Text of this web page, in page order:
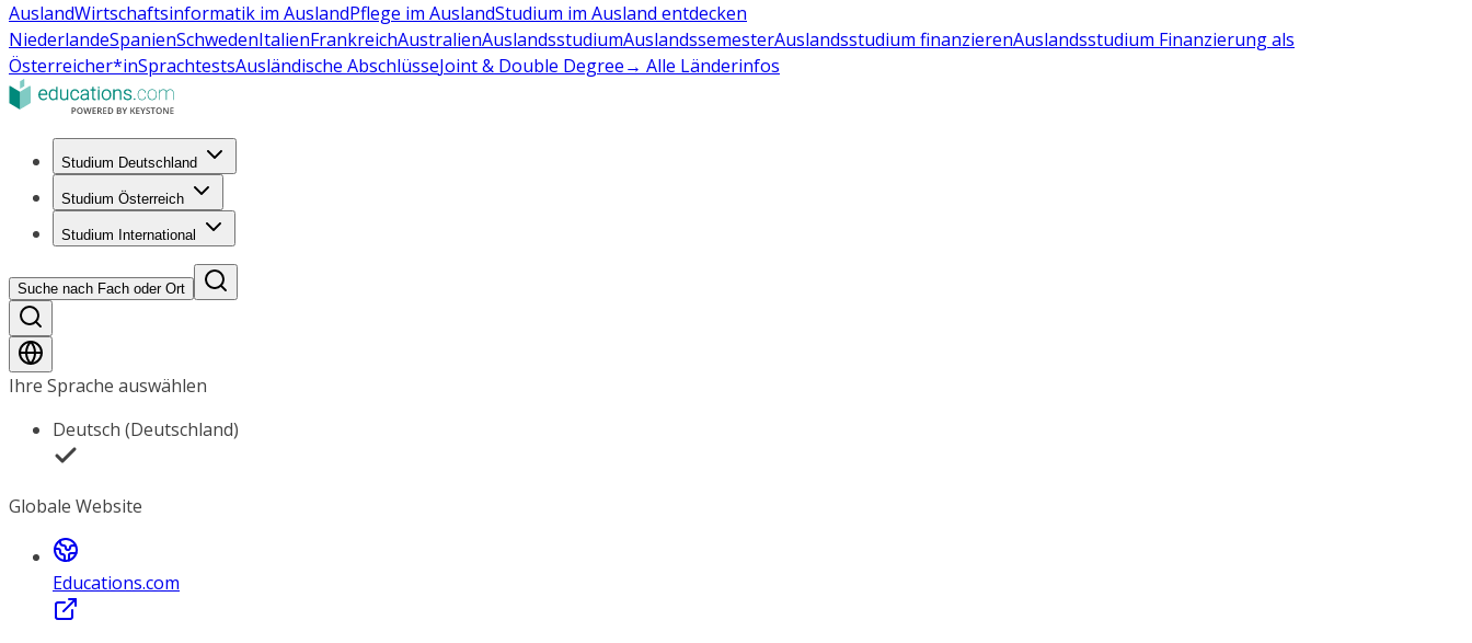
AuslandWirtschaftsinformatik im AuslandPflege im AuslandStudium im Ausland entdecken
NiederlandeSpanienSchwedenItalienFrankreichAustralienAuslandsstudiumAuslandssemesterAuslandsstudium finanzierenAuslandsstudium Finanzierung als
Österreicher*inSprachtestsAusländische AbschlüsseJoint & Double Degree→ Alle Länderinfos
Studium Deutschland
Studium Österreich
Studium International
Suche nach Fach oder Ort
Ihre Sprache auswählen
Deutsch (Deutschland)
Globale Website
Educations.com